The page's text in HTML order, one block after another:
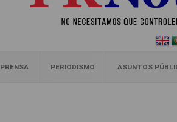
PRENSA PERIODISMO ASUNTOS